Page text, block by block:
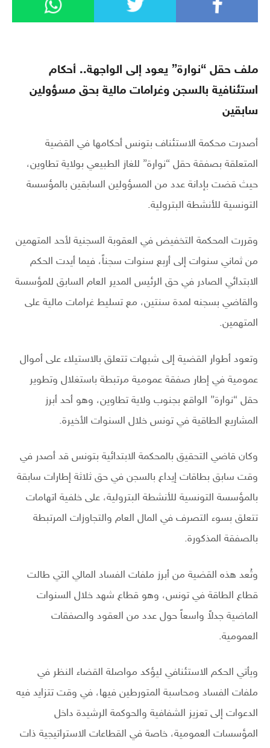
ملف حقل “نوارة” يعود إلى الواجهة.. أحكام
استئنافية بالسجن وغرامات مالية بحق مسؤولين
سابقين
أصدرت محكمة الاستئناف بتونس أحكامها في القضية
المتعلقة بصفقة حقل “نوارة” للغاز الطبيعي بولاية تطاوين،
حيث قضت بإدانة عدد من المسؤولين السابقين بالمؤسسة
التونسية للأنشطة البترولية.
وقررت المحكمة التخفيض في العقوبة السجنية لأحد المتهمين
من ثماني سنوات إلى أربع سنوات سجناً، فيما أيدت الحكم
الابتدائي الصادر في حق الرئيس المدير العام السابق للمؤسسة
والقاضي بسجنه لمدة سنتين، مع تسليط غرامات مالية على
المتهمين.
وتعود أطوار القضية إلى شبهات تتعلق بالاستيلاء على أموال
عمومية في إطار صفقة عمومية مرتبطة باستغلال وتطوير
حقل “نوارة” الواقع بجنوب ولاية تطاوين، وهو أحد أبرز
المشاريع الطاقية في تونس خلال السنوات الأخيرة.
وكان قاضي التحقيق بالمحكمة الابتدائية بتونس قد أصدر في
وقت سابق بطاقات إيداع بالسجن في حق ثلاثة إطارات سابقة
بالمؤسسة التونسية للأنشطة البترولية، على خلفية اتهامات
تتعلق بسوء التصرف في المال العام والتجاوزات المرتبطة
بالصفقة المذكورة.
وتُعد هذه القضية من أبرز ملفات الفساد المالي التي طالت
قطاع الطاقة في تونس، وهو قطاع شهد خلال السنوات
الماضية جدلاً واسعاً حول عدد من العقود والصفقات
العمومية.
ويأتي الحكم الاستئنافي ليؤكد مواصلة القضاء النظر في
ملفات الفساد ومحاسبة المتورطين فيها، في وقت تتزايد فيه
الدعوات إلى تعزيز الشفافية والحوكمة الرشيدة داخل
المؤسسات العمومية، خاصة في القطاعات الاستراتيجية ذات